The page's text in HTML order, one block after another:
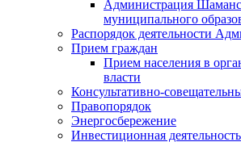
Администрация
муниципального
Распорядок деятельности
Прием граждан
Прием населения в
власти
Консультативно-
Правопорядок
Энергосбережение
Инвестиционная деятельность